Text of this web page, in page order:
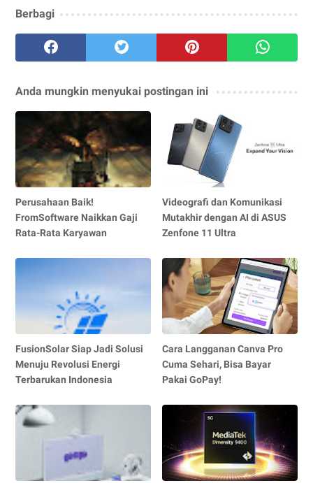
Berbagi
Anda mungkin menyukai postingan ini
Perusahaan Baik!
FromSoftware Naikkan Gaji
Rata-Rata Karyawan
Videografi dan Komunikasi
Mutakhir dengan AI di ASUS
Zenfone 11 Ultra
FusionSolar Siap Jadi Solusi
Menuju Revolusi Energi
Terbarukan Indonesia
Cara Langganan Canva Pro
Cuma Sehari, Bisa Bayar
Pakai GoPay!